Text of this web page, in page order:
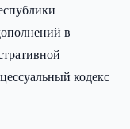
в
кодекс